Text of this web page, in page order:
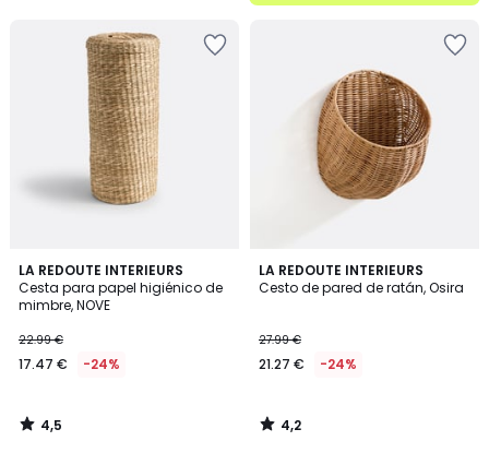
LA REDOUTE INTERIEURS
Cesta para papel higiénico de
mimbre, NOVE
22.99 €
17.47 € -24%
4,5
/ 5
4,5
/
LA REDOUTE INTERIEURS
Cesto de pared de ratán, Osira
27.99 €
21.27 € -24%
4,2
/ 5
4,2
/